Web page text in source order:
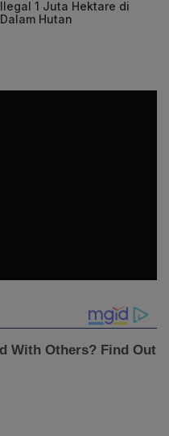
Ilegal 1 Juta Hektare di
Dalam Hutan